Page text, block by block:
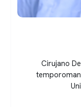
Cirujano